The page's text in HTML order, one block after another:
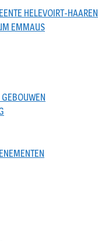
HELEVOIRT-HAAREN
EMMAUS